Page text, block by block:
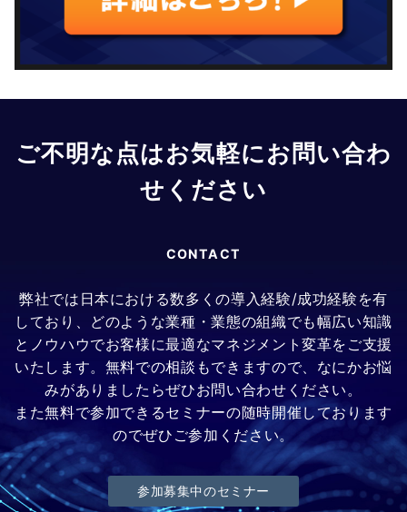
ご不明な点はお気軽にお問い合わ
せください
CONTACT
弊社では日本における数多くの導入経験/成功経験を有
しており、どのような業種・業態の組織でも幅広い知識
とノウハウでお客様に最適なマネジメント変革をご支援
いたします。無料での相談もできますので、なにかお悩
みがありましたらぜひお問い合わせください。
また無料で参加できるセミナーの随時開催しております
のでぜひご参加ください。
参加募集中のセミナー